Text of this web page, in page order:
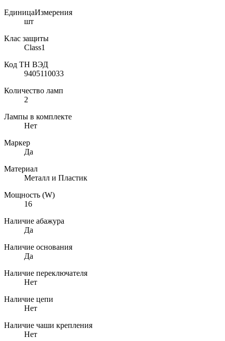
ЕдиницаИзмерения
шт
Клас защиты
Class1
Код ТН ВЭД
9405110033
Количество ламп
2
Лампы в комплекте
Нет
Маркер
Да
Материал
Металл и Пластик
Мощность (W)
16
Наличие абажура
Да
Наличие основания
Да
Наличие переключателя
Нет
Наличие цепи
Нет
Наличие чаши крепления
Нет